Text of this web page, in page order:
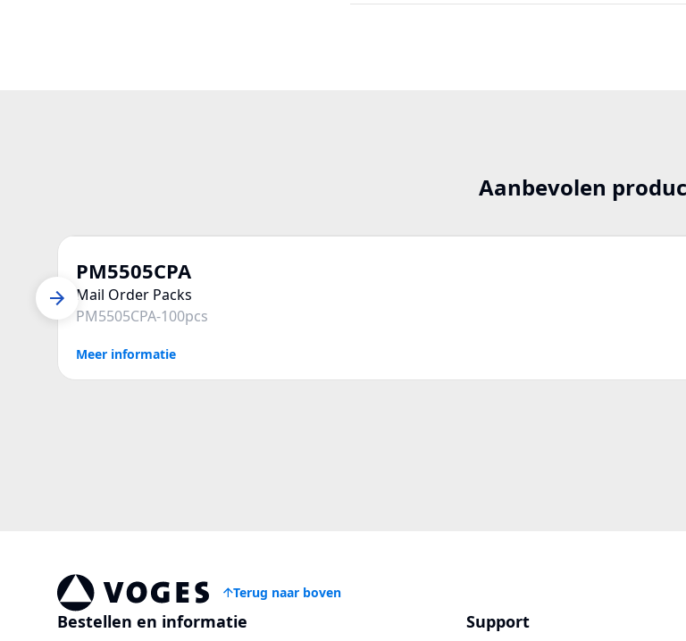
Aanbevolen
PM5505CPA
Mail Order Packs
PM5505CPA-100pcs
Meer informatie
Vogespackaging
Terug naar boven
Bestellen en informatie Support